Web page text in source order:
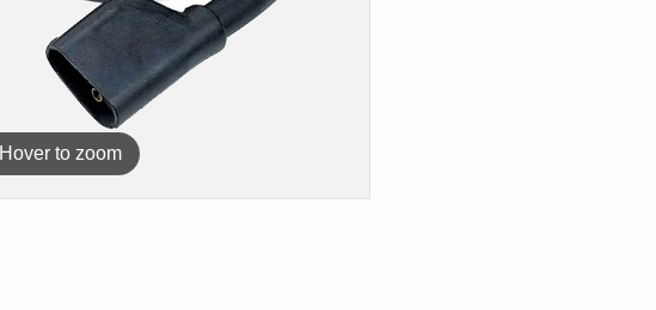
Hover to zoom